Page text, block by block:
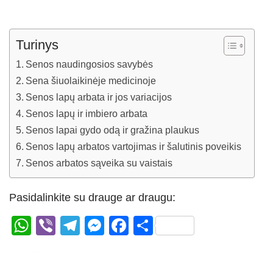
Turinys
Senos naudingosios savybės
Sena šiuolaikinėje medicinoje
Senos lapų arbata ir jos variacijos
Senos lapų ir imbiero arbata
Senos lapai gydo odą ir gražina plaukus
Senos lapų arbatos vartojimas ir šalutinis poveikis
Senos arbatos sąveika su vaistais
Pasidalinkite su drauge ar draugu:
W
Vi
T
M
F
S